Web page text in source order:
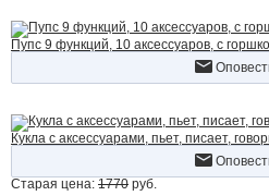
Пупс 9 функций, 10 аксессуаров, с
Кукла с аксессуарами, пьет, писает,
Старая цена: 1770 руб.